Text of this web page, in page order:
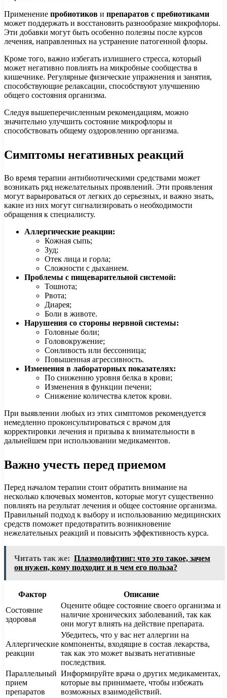
Применение пробиотиков и препаратов с пребиотиками
может поддержать и восстановить разнообразие микрофлоры.
Эти добавки могут быть особенно полезны после курсов
лечения, направленных на устранение патогенной флоры.
Кроме того, важно избегать излишнего стресса, который
может негативно повлиять на микробные сообщества в
кишечнике. Регулярные физические упражнения и занятия,
способствующие релаксации, способствуют улучшению
общего состояния организма.
Следуя вышеперечисленным рекомендациям, можно
значительно улучшить состояние микрофлоры и
способствовать общему оздоровлению организма.
Симптомы негативных реакций
Во время терапии антибиотическими средствами может
возникать ряд нежелательных проявлений. Эти проявления
могут варьироваться от легких до серьезных, и важно знать,
какие из них могут сигнализировать о необходимости
обращения к специалисту.
Аллергические реакции:
Кожная сыпь;
Зуд;
Отек лица и горла;
Сложности с дыханием.
Проблемы с пищеварительной системой:
Тошнота;
Рвота;
Диарея;
Боли в животе.
Нарушения со стороны нервной системы:
Головные боли;
Головокружение;
Сонливость или бессонница;
Повышенная агрессивность.
Изменения в лабораторных показателях:
По снижению уровня белка в крови;
Изменения в функции печени;
Снижение количества клеток крови.
При выявлении любых из этих симптомов рекомендуется
немедленно проконсультироваться с врачом для
корректировки лечения и призыва к внимательности в
дальнейшем при использовании медикаментов.
Важно учесть перед приемом
Перед началом терапии стоит обратить внимание на
несколько ключевых моментов, которые могут существенно
повлиять на результат лечения и общее состояние организма.
Правильный подход к выбору и использованию медицинских
средств поможет предотвратить возникновение
нежелательных реакций и повысить эффективность курса.
Читать так же: Плазмолифтинг: что это такое, зачем
он нужен, кому подходит и в чем его польза?
Фактор
Описание
Состояние
здоровья
Оцените общее состояние своего организма и
наличие хронических заболеваний, так как
они могут влиять на действие препарата.
Аллергические
реакции
Убедитесь, что у вас нет аллергии на
компоненты, входящие в состав лекарства,
так как это может вызвать негативные
последствия.
Параллельный
прием
препаратов
Информируйте врача о других медикаментах,
которые вы принимаете, чтобы избежать
возможных взаимодействий.